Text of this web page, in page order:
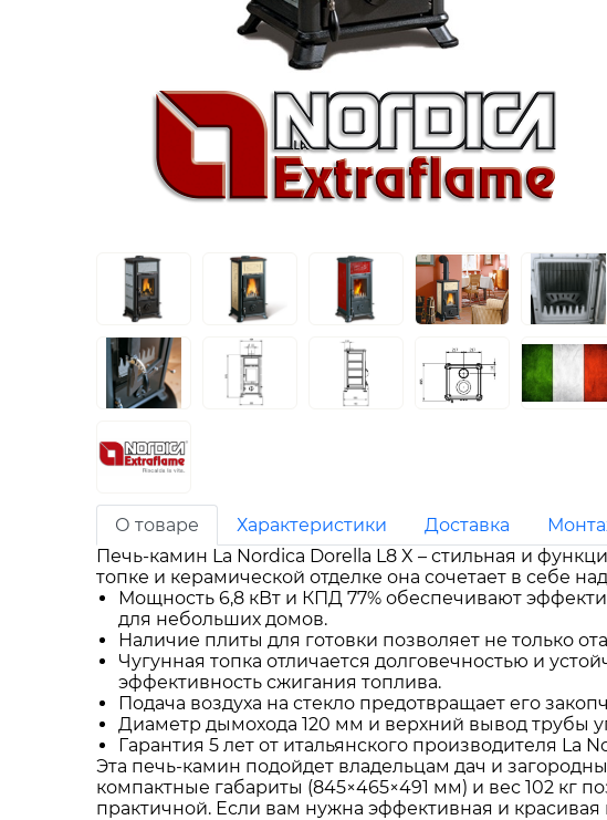
О товаре Характеристики Доставка
Печь-камин La Nordica Dorella L8 X – стильная и
топке и керамической отделке она сочетает в себе
Мощность 6,8 кВт и КПД 77% обеспечивают
для небольших домов.
Наличие плиты для готовки позволяет не только
Чугунная топка отличается долговечностью и
эффективность сжигания топлива.
Подача воздуха на стекло предотвращает его
Диаметр дымохода 120 мм и верхний вывод трубы
Гарантия 5 лет от итальянского производителя La
Эта печь-камин подойдет владельцам дач и
компактные габариты (845×465×491 мм) и вес 102 кг
практичной. Если вам нужна эффективная и